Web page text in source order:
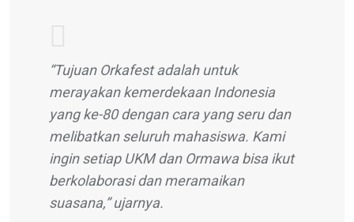
“Tujuan Orkafest adalah untuk
merayakan kemerdekaan Indonesia
yang ke-80 dengan cara yang seru dan
melibatkan seluruh mahasiswa. Kami
ingin setiap UKM dan Ormawa bisa ikut
berkolaborasi dan meramaikan
suasana,” ujarnya.